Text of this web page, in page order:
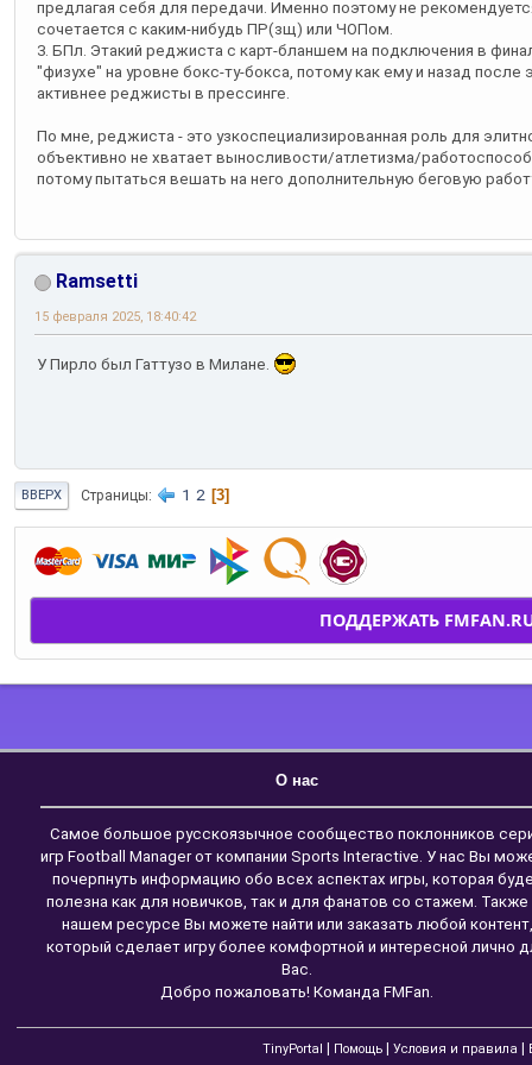
ПОДДЕРЖАТЬ
предлагая себя для передачи. Именно поэтому не
сочетается с каким-нибудь ПР(зщ) или ЧОПом.
3. БПл. Этакий реджиста с карт-бланшем на подключения в
"физухе" на уровне бокс-ту-бокса, потому как ему и назад
активнее реджисты в прессинге.
По мне, реджиста - это узкоспециализированная роль для
объективно не хватает выносливости/атлетизма/
потому пытаться вешать на него дополнительную беговую
Ramsetti
15 февраля 2025, 18:40:42
У Пирло был Гаттузо в Милане.
ВВЕРХ Страницы 1 2 3
О нас
Самое большое русскоязычное сообщество поклонников
игр Football Manager от компании Sports Interactive. У нас Вы
почерпнуть информацию обо всех аспектах игры, которая
полезна как для новичков, так и для фанатов со стажем. Также
нашем ресурсе Вы можете найти или заказать любой контент,
который сделает игру более комфортной и интересной лично
Вас.
Добро пожаловать! Команда FMFan.
TinyPortal Помощь Условия и правила